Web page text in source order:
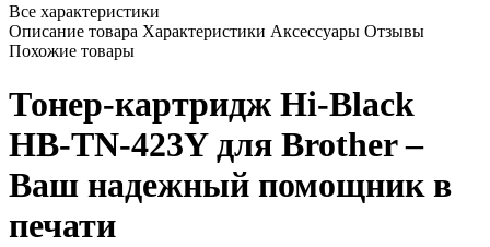
Все характеристики
Описание товара Характеристики Аксессуары Отзывы
Похожие товары
Тонер-картридж Hi-Black
HB-TN-423Y для Brother –
Ваш надежный помощник в
печати